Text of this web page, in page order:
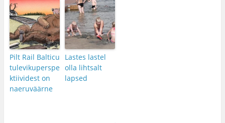
Pilt Rail Balticu
tulevikuperspe
ktiividest on
naeruväärne
Lastes lastel
olla lihtsalt
lapsed